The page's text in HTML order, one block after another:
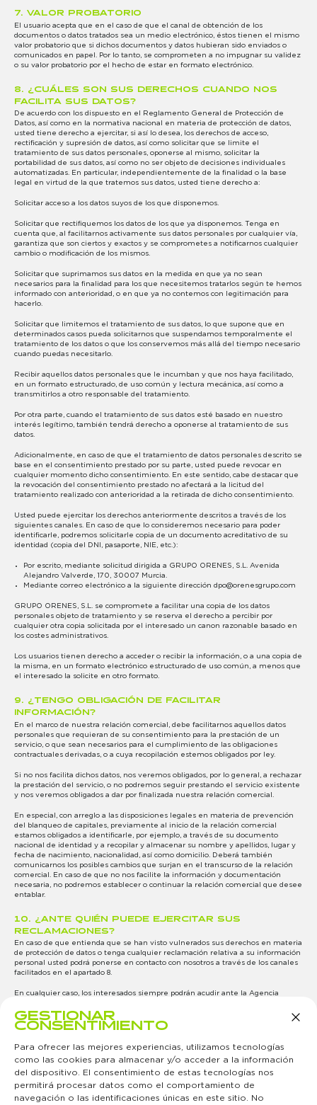
GESTIONAR
CONSENTIMIENTO
Para ofrecer las mejores experiencias, utilizamos tecnologías
como las cookies para almacenar y/o acceder a la información
del dispositivo. El consentimiento de estas tecnologías nos
permitirá procesar datos como el comportamiento de
navegación o las identificaciones únicas en este sitio. No
7. VALOR PROBATORIO
El usuario acepta que en el caso de que el canal de obtención de los
documentos o datos tratados sea un medio electrónico, éstos tienen el mismo
valor probatorio que si dichos documentos y datos hubieran sido enviados o
comunicados en papel. Por lo tanto, se comprometen a no impugnar su validez
o su valor probatorio por el hecho de estar en formato electrónico.
8. ¿CUÁLES SON SUS DERECHOS CUANDO NOS
FACILITA SUS DATOS?
De acuerdo con los dispuesto en el Reglamento General de Protección de
Datos, así como en la normativa nacional en materia de protección de datos,
usted tiene derecho a ejercitar, si así lo desea, los derechos de acceso,
rectificación y supresión de datos, así como solicitar que se limite el
tratamiento de sus datos personales, oponerse al mismo, solicitar la
portabilidad de sus datos, así como no ser objeto de decisiones individuales
automatizadas. En particular, independientemente de la finalidad o la base
legal en virtud de la que tratemos sus datos, usted tiene derecho a:
Solicitar acceso a los datos suyos de los que disponemos.
Solicitar que rectifiquemos los datos de los que ya disponemos. Tenga en
cuenta que, al facilitarnos activamente sus datos personales por cualquier vía,
garantiza que son ciertos y exactos y se comprometes a notificarnos cualquier
cambio o modificación de los mismos.
Solicitar que suprimamos sus datos en la medida en que ya no sean
necesarios para la finalidad para los que necesitemos tratarlos según te hemos
informado con anterioridad, o en que ya no contemos con legitimación para
hacerlo.
Solicitar que limitemos el tratamiento de sus datos, lo que supone que en
determinados casos pueda solicitarnos que suspendamos temporalmente el
tratamiento de los datos o que los conservemos más allá del tiempo necesario
cuando puedas necesitarlo.
Recibir aquellos datos personales que le incumban y que nos haya facilitado,
en un formato estructurado, de uso común y lectura mecánica, así como a
transmitirlos a otro responsable del tratamiento.
Por otra parte, cuando el tratamiento de sus datos esté basado en nuestro
interés legítimo, también tendrá derecho a oponerse al tratamiento de sus
datos.
Adicionalmente, en caso de que el tratamiento de datos personales descrito se
base en el consentimiento prestado por su parte, usted puede revocar en
cualquier momento dicho consentimiento. En este sentido, cabe destacar que
la revocación del consentimiento prestado no afectará a la licitud del
tratamiento realizado con anterioridad a la retirada de dicho consentimiento.
Usted puede ejercitar los derechos anteriormente descritos a través de los
siguientes canales. En caso de que lo consideremos necesario para poder
identificarle, podremos solicitarle copia de un documento acreditativo de su
identidad (copia del DNI, pasaporte, NIE, etc.):
Por escrito, mediante solicitud dirigida a GRUPO ORENES, S.L. Avenida
Alejandro Valverde, 170, 30007 Murcia.
Mediante correo electrónico a la siguiente dirección dpo@orenesgrupo.com
GRUPO ORENES, S.L. se compromete a facilitar una copia de los datos
personales objeto de tratamiento y se reserva el derecho a percibir por
cualquier otra copia solicitada por el interesado un canon razonable basado en
los costes administrativos.
Los usuarios tienen derecho a acceder o recibir la información, o a una copia de
la misma, en un formato electrónico estructurado de uso común, a menos que
el interesado la solicite en otro formato.
9. ¿TENGO OBLIGACIÓN DE FACILITAR
INFORMACIÓN?
En el marco de nuestra relación comercial, debe facilitarnos aquellos datos
personales que requieran de su consentimiento para la prestación de un
servicio, o que sean necesarios para el cumplimiento de las obligaciones
contractuales derivadas, o a cuya recopilación estemos obligados por ley.
Si no nos facilita dichos datos, nos veremos obligados, por lo general, a rechazar
la prestación del servicio, o no podremos seguir prestando el servicio existente
y nos veremos obligados a dar por finalizada nuestra relación comercial.
En especial, con arreglo a las disposiciones legales en materia de prevención
del blanqueo de capitales, previamente al inicio de la relación comercial
estamos obligados a identificarle, por ejemplo, a través de su documento
nacional de identidad y a recopilar y almacenar su nombre y apellidos, lugar y
fecha de nacimiento, nacionalidad, así como domicilio. Deberá también
comunicarnos los posibles cambios que surjan en el transcurso de la relación
comercial. En caso de que no nos facilite la información y documentación
necesaria, no podremos establecer o continuar la relación comercial que desee
entablar.
10. ¿ANTE QUIÉN PUEDE EJERCITAR SUS
RECLAMACIONES?
En caso de que entienda que se han visto vulnerados sus derechos en materia
de protección de datos o tenga cualquier reclamación relativa a su información
personal usted podrá ponerse en contacto con nosotros a través de los canales
facilitados en el apartado 8.
En cualquier caso, los interesados siempre podrán acudir ante la Agencia
de datos,http://www.agpd.es